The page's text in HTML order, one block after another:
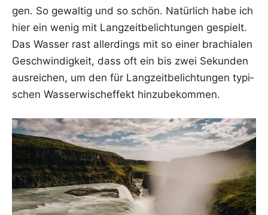
gen. So gewal­tig und so schön. Natür­lich habe ich
hier ein wenig mit Lang­zeit­be­lich­tun­gen gespielt.
Das Was­ser rast aller­dings mit so einer bra­chia­len
Geschwin­dig­keit, dass oft ein bis zwei Sekun­den
aus­rei­chen, um den für Lang­zeit­be­lich­tun­gen typi­
schen Was­ser­wisch­ef­fekt hinzubekommen.